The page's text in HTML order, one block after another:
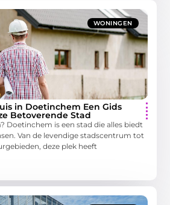
WONINGEN
in Doetinchem Een Gids
Betoverende Stad
Doetinchem is een stad die alles biedt
Van de levendige stadscentrum tot
deze plek heeft